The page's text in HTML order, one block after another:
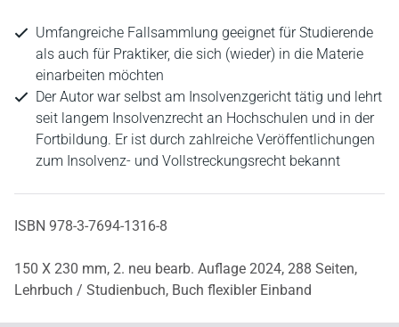
Umfangreiche Fallsammlung geeignet für Studierende
als auch für Praktiker, die sich (wieder) in die Materie
einarbeiten möchten
Der Autor war selbst am Insolvenzgericht tätig und lehrt
seit langem Insolvenzrecht an Hochschulen und in der
Fortbildung. Er ist durch zahlreiche Veröffentlichungen
zum Insolvenz- und Vollstreckungsrecht bekannt
ISBN 978-3-7694-1316-8
150 X 230 mm, 2. neu bearb. Auflage 2024, 288 Seiten,
Lehrbuch / Studienbuch, Buch flexibler Einband